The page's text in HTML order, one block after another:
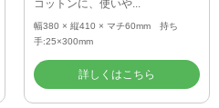
コットンに、使いや...
幅380 × 縦410 × マチ60mm 持ち
手:25×300mm
詳しくはこちら